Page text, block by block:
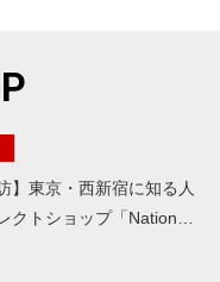
】東京・西新宿に知る人
クトショップ「Nation…